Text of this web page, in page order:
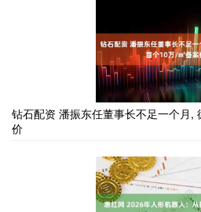
钻石配资 潘振东任董事长不足一个月,
价